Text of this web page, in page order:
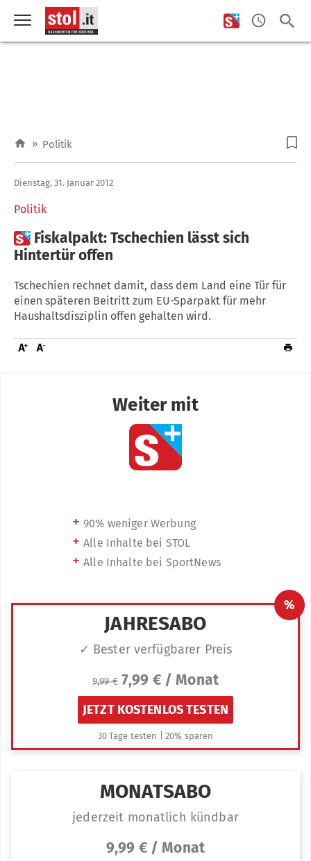
» Politik
Politik
Dienstag, 31. Januar 2012
 Fiskalpakt: Tschechien lässt sich
Hintertür offen
Tschechien rechnet damit, dass dem Land eine Tür für
einen späteren Beitritt zum EU-Sparpakt für mehr
Haushaltsdisziplin offen gehalten wird.